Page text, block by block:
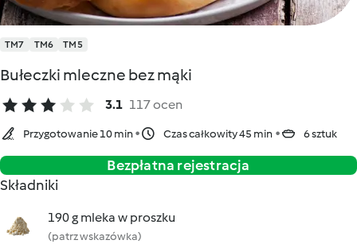
TM7 TM6 TM5
Bułeczki mleczne bez mąki
3.1 117 ocen
Przygotowanie 10 min Czas całkowity 45 min 6 sztuk
Bezpłatna rejestracja
Składniki
190 g mleka w proszku
(patrz wskazówka)